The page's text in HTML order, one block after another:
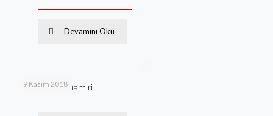
Devamını Oku
9 Kasım 2018
İzmir Kepenk Tamiri